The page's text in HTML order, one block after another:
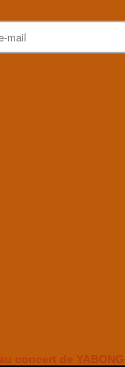
concert de